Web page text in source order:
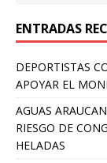
ENTRADAS
DEPORTISTAS
APOYAR EL
AGUAS
RIESGO DE
HELADAS